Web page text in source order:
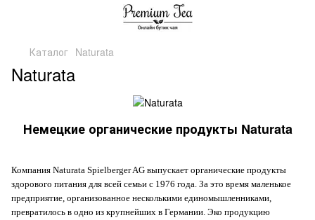
Каталог Naturata
Naturata
Немецкие органические продукты Naturata
Компания Naturata Spielberger AG выпускает органические продукты
здорового питания для всей семьи с 1976 года. За это время маленькое
предприятие, организованное несколькими единомышленниками,
превратилось в одно из крупнейших в Германии. Эко продукцию